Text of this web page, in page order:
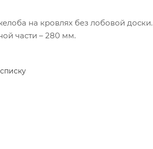
на кровлях без лобовой доски.
части – 280 мм.